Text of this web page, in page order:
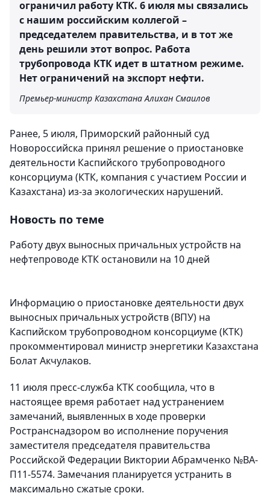
ограничил работу КТК. 6 июля мы связались
с нашим российским коллегой –
председателем правительства, и в тот же
день решили этот вопрос. Работа
трубопровода КТК идет в штатном режиме.
Нет ограничений на экспорт нефти.
Премьер-министр Казахстана Алихан Смаилов
Ранее, 5 июля, Приморский районный суд
Новороссийска принял решение о приостановке
деятельности Каспийского трубопроводного
консорциума (КТК, компания с участием России и
Казахстана) из-за экологических нарушений.
Новость по теме
Работу двух выносных причальных устройств на
нефтепроводе КТК остановили на 10 дней
Информацию о приостановке деятельности двух
выносных причальных устройств (ВПУ) на
Каспийском трубопроводном консорциуме (КТК)
прокомментировал министр энергетики Казахстана
Болат Акчулаков.
11 июля пресс-служба КТК сообщила, что в
настоящее время работает над устранением
замечаний, выявленных в ходе проверки
Ространснадзором во исполнение поручения
заместителя председателя правительства
Российской Федерации Виктории Абрамченко №ВА-
П11-5574. Замечания планируется устранить в
максимально сжатые сроки.